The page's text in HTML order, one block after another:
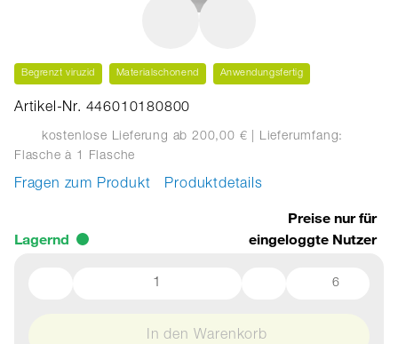
Begrenzt viruzid Materialschonend Anwendungsfertig
Artikel-Nr. 446010180800
kostenlose Lieferung ab 200,00 € | Lieferumfang:
Flasche à 1 Flasche
Fragen zum Produkt Produktdetails
Lagernd
Preise nur für
eingeloggte Nutzer
6
In den Warenkorb